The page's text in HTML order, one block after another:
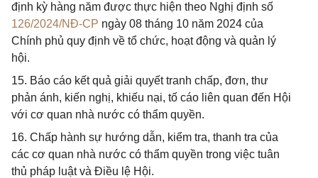
định kỳ hàng năm được thực hiện theo Nghị định số
126/2024/NĐ-CP ngày 08 tháng 10 năm 2024 của
Chính phủ quy định về tổ chức, hoạt động và quản lý
hội.
15. Báo cáo kết quả giải quyết tranh chấp, đơn, thư
phản ánh, kiến nghị, khiếu nại, tố cáo liên quan đến Hội
với cơ quan nhà nước có thẩm quyền.
16. Chấp hành sự hướng dẫn, kiểm tra, thanh tra của
các cơ quan nhà nước có thẩm quyền trong việc tuân
thủ pháp luật và Điều lệ Hội.